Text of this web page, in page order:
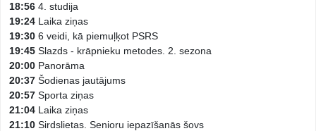
18:56 4. studija
19:24 Laika ziņas
19:30 6 veidi, kā piemuļķot PSRS
19:45 Slazds - krāpnieku metodes. 2. sezona
20:00 Panorāma
20:37 Šodienas jautājums
20:57 Sporta ziņas
21:04 Laika ziņas
21:10 Sirdslietas. Senioru iepazīšanās šovs